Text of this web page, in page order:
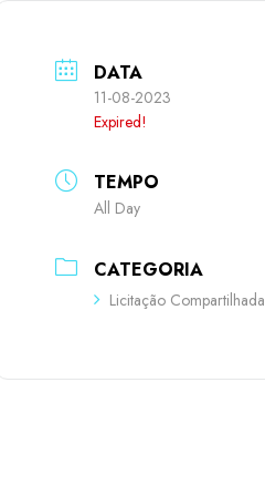
DATA
11-08-2023
Expired!
TEMPO
All Day
CATEGORIA
Licitação Compartilhada